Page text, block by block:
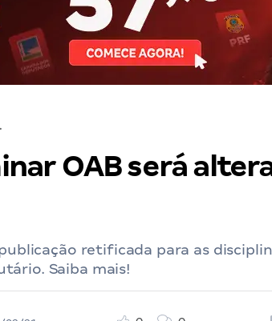
mais!
OAB será
retificada para as
Saiba mais!